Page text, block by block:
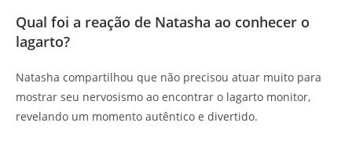
Qual foi a reação de Natasha ao conhecer o
lagarto?
Natasha compartilhou que não precisou atuar muito para
mostrar seu nervosismo ao encontrar o lagarto monitor,
revelando um momento autêntico e divertido.